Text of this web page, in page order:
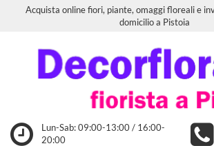
Acquista online fiori, piante, omaggi floreali e
domicilio a Pistoia
Lun-Sab: 09:00-13:00 / 16:00-
20:00